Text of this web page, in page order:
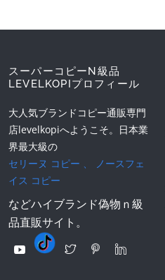
スーパーコピーN級品
LEVELKOPIプロフィール
大人気ブランドコピー通販専門
店levelkopiへようこそ。日本業
界最大級の
セリーヌ コピー 、
ノースフェ
イス コピー
などハイブランド偽物ｎ級
品直販サイト。